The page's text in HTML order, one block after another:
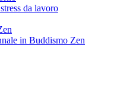
da lavoro
in Buddismo Zen